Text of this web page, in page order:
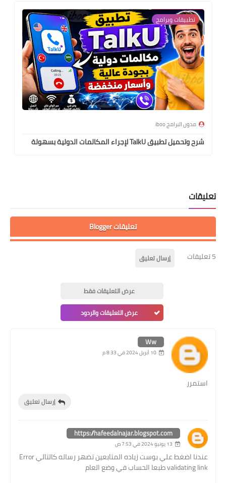
تطبيقات وبرامج
مدون البرامج iboo
شرح وتحميل تطبيق TalkU لإجراء المكالمات الدولية بسهولة
تعليقات
تعليقات Blogger
5 تعليقات إرسال تعليق
عرض التعليقات فقط
عرض التعليقات والردود
Ww
10 أبريل 2024 في 8:33 م
استمرر
إرسال تعليق
https://hafeedalnajar.blogspot.com
13 يونيو 2024 في 7:53 ص
عندنا اضغط علي بوست زياده المتابعين تضهر رساله كالتالي Error
validating link طبعا الحساب في وضع العام